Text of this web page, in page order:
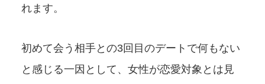
れます。
初めて会う相手との3回目のデートで何もない
と感じる一因として、女性が恋愛対象とは見